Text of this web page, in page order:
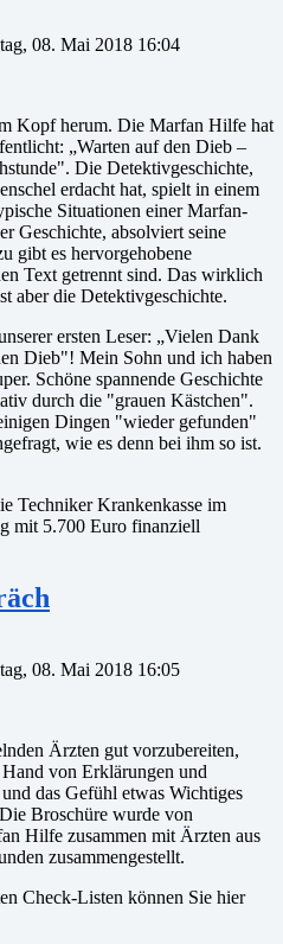
08. Mai 2018 16:04
Kopf herum. Die Marfan Hilfe hat
„Warten auf den Dieb –
Die Detektivgeschichte,
erdacht hat, spielt in einem
Situationen einer Marfan-
Geschichte, absolviert seine
gibt es hervorgehobene
Text getrennt sind. Das wirklich
aber die Detektivgeschichte.
ersten Leser: „Vielen Dank
Dieb"! Mein Sohn und ich haben
Schöne spannende Geschichte
durch die "grauen Kästchen".
Dingen "wieder gefunden"
wie es denn bei ihm so ist.
Techniker Krankenkasse im
mit 5.700 Euro finanziell
08. Mai 2018 16:05
Ärzten gut vorzubereiten,
von Erklärungen und
das Gefühl etwas Wichtiges
Broschüre wurde von
Hilfe zusammen mit Ärzten aus
zusammengestellt.
Check-Listen können Sie hier